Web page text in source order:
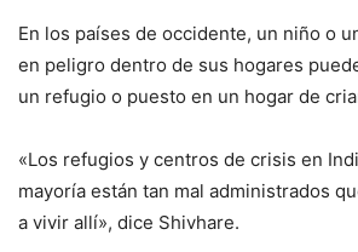
En los países de occidente, un niño o
en peligro dentro de sus hogares
un refugio o puesto en un hogar de
«Los refugios y centros de crisis en
mayoría están tan mal administrados
a vivir allí», dice Shivhare.